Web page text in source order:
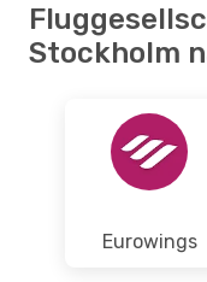
Stockholm
Eurowings